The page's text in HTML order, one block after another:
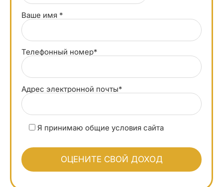
Ваше имя *
Телефонный номер*
Адрес электронной почты*
Я принимаю общие условия сайта